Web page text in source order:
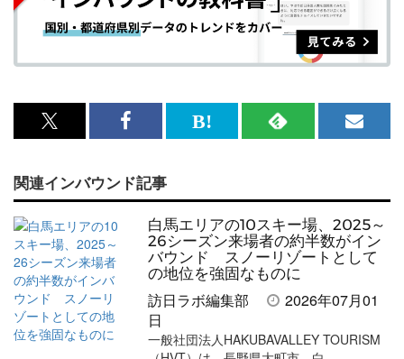
x<br>
記
事
を
シ
ェ
ア
Facebook<br>
記
は
ブ
ッ
ク
マ
ー
RSS
事
を
購
読
す
メ
ガ
登
録
す
る
関連インバウンド記事
白馬エリアの10スキー場、2025～
26シーズン来場者の約半数がイン
バウンド スノーリゾートとして
の地位を強固なものに
訪日ラボ編集部
2026年07月01
日
一般社団法人HAKUBAVALLEY TOURISM